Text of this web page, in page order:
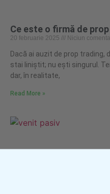
Ce este o firmă de
20 februarie 2025 Niciun
Dacă ai auzit de prop trading,
stai liniștit; nu ești singurul.
dar, în realitate,
Read More »